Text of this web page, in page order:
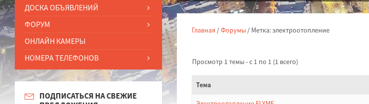
Главная /Форумы / Метка: электроотопление
Просмотр 1 темы - с 1 по 1 (1 всего)
Тема
ДОСКА ОБЪЯВЛЕНИЙ
ФОРУМ
ОНЛАЙН КАМЕРЫ
НОМЕРА ТЕЛЕФОНОВ
ПОДПИСАТЬСЯ НА СВЕЖИЕ